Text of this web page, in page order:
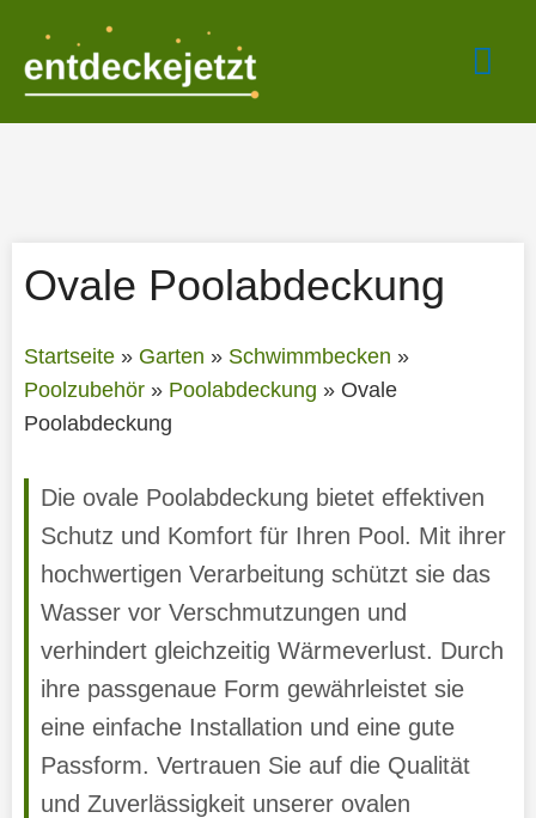
springen
Ovale Poolabdeckung
Startseite» Garten » Schwimmbecken »
Poolzubehör» Poolabdeckung » Ovale
Poolabdeckung
Die ovale Poolabdeckung bietet effektiven
Schutz und Komfort für Ihren Pool. Mit ihrer
hochwertigen Verarbeitung schützt sie das
Wasser vor Verschmutzungen und
verhindert gleichzeitig Wärmeverlust. Durch
ihre passgenaue Form gewährleistet sie
eine einfache Installation und eine gute
Passform. Vertrauen Sie auf die Qualität
und Zuverlässigkeit unserer ovalen